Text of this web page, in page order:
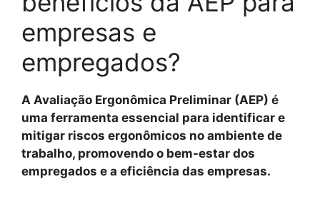
empresas e
empregados?
A Avaliação Ergonômica Preliminar (AEP) é
uma ferramenta essencial para identificar e
mitigar riscos ergonômicos no ambiente de
trabalho, promovendo o bem-estar dos
empregados e a eficiência das empresas.